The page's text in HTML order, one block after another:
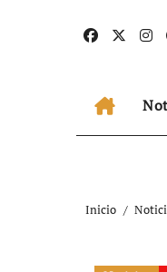
Inicio